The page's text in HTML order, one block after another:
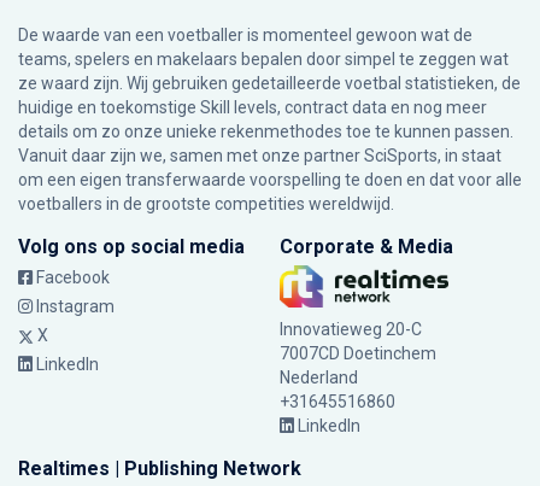
De waarde van een voetballer is momenteel gewoon wat de
teams, spelers en makelaars bepalen door simpel te zeggen wat
ze waard zijn. Wij gebruiken gedetailleerde voetbal statistieken, de
huidige en toekomstige Skill levels, contract data en nog meer
details om zo onze unieke rekenmethodes toe te kunnen passen.
Vanuit daar zijn we, samen met onze partner SciSports, in staat
om een eigen transferwaarde voorspelling te doen en dat voor alle
voetballers in de grootste competities wereldwijd.
Volg ons op social media
Facebook
Instagram
X
LinkedIn
Corporate & Media
Innovatieweg 20-C
7007CD Doetinchem
Nederland
+31645516860
LinkedIn
Realtimes | Publishing Network